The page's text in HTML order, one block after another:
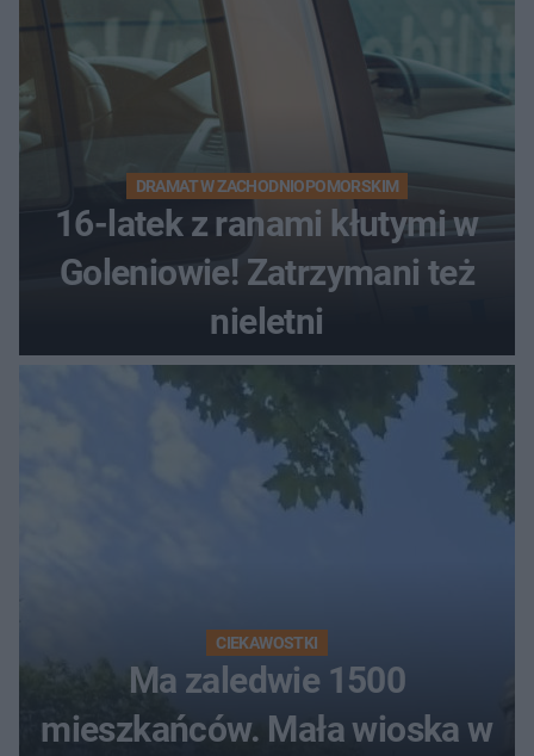
DRAMAT W ZACHODNIOPOMORSKIM
16-latek z ranami kłutymi w
Goleniowie! Zatrzymani też
nieletni
CIEKAWOSTKI
Ma zaledwie 1500
mieszkańców. Mała wioska w